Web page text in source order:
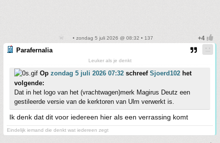
• zondag 5 juli 2026 @ 08:32 • 137
Parafernalia
Leuker als je denkt
Op zondag 5 juli 2026 07:32 schreef Sjoerd102 het
volgende:
Dat in het logo van het (vrachtwagen)merk Magirus Deutz een
gestileerde versie van de kerktoren van Ulm verwerkt is.
Ik denk dat dit voor iedereen hier als een verrassing komt
Eindelijk iemand die denkt wat iedereen zegt